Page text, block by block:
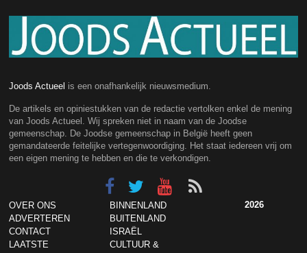
Joods Actueel is een onafhankelijk nieuwsmedium.
De artikels en opiniestukken van de redactie vertolken enkel de mening
van Joods Actueel. Wij spreken niet in naam van de Joodse
gemeenschap. De Joodse gemeenschap in België heeft geen
gemandateerde feitelijke vertegenwoordiging. Het staat iedereen vrij om
een eigen mening te hebben en die te verkondigen.
OVER ONS
ADVERTEREN
CONTACT
LAATSTE
BINNENLAND
BUITENLAND
ISRAËL
CULTUUR &
2026